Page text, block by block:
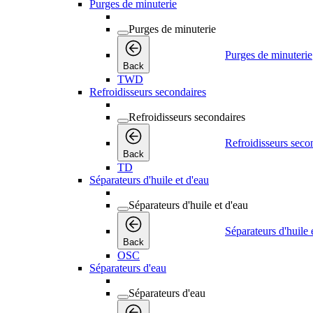
Purges de minuterie
Purges de minuterie
Back
Purges de minuterie
TWD
Refroidisseurs secondaires
Refroidisseurs secondaires
Back
Refroidisseurs
TD
Séparateurs d'huile et d'eau
Séparateurs d'huile et d'eau
Back
Séparateurs d'huile
OSC
Séparateurs d'eau
Séparateurs d'eau